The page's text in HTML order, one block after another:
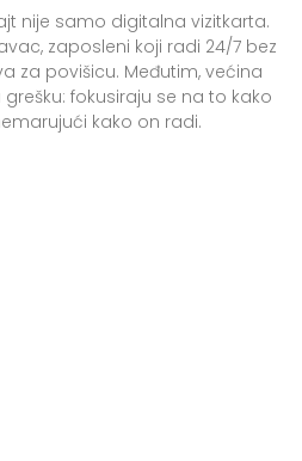
nije samo digitalna vizitkarta.
zaposleni koji radi 24/7 bez
za povišicu. Međutim, većina
fokusiraju se na to kako
kako on radi.